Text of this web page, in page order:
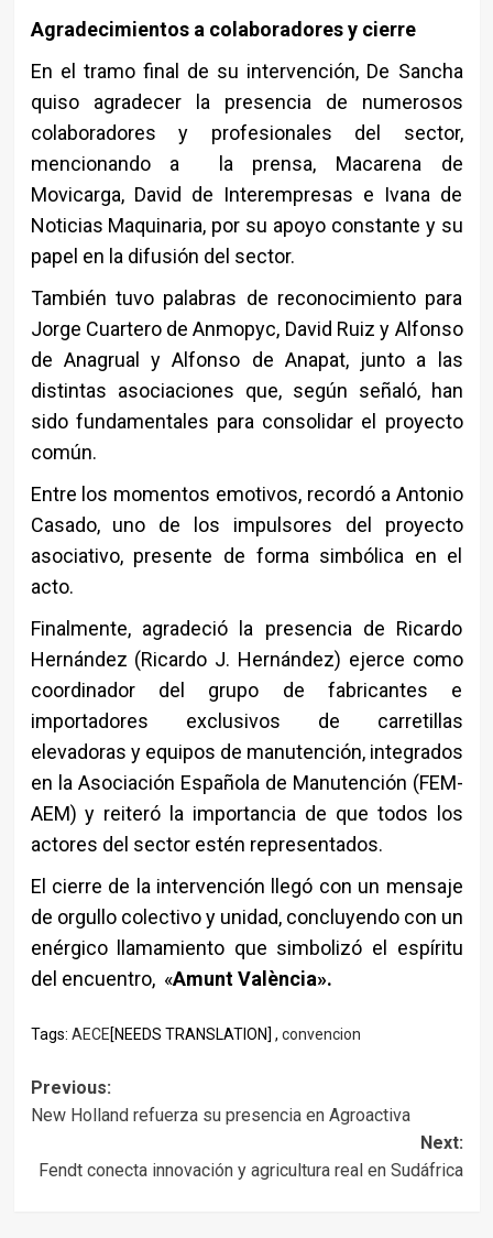
Agradecimientos a colaboradores y cierre
En el tramo final de su intervención, De Sancha
quiso agradecer la presencia de numerosos
colaboradores y profesionales del sector,
mencionando a la prensa, Macarena de
Movicarga, David de Interempresas e Ivana de
Noticias Maquinaria, por su apoyo constante y su
papel en la difusión del sector.
También tuvo palabras de reconocimiento para
Jorge Cuartero de Anmopyc, David Ruiz y Alfonso
de Anagrual y Alfonso de Anapat, junto a las
distintas asociaciones que, según señaló, han
sido fundamentales para consolidar el proyecto
común.
Entre los momentos emotivos, recordó a Antonio
Casado, uno de los impulsores del proyecto
asociativo, presente de forma simbólica en el
acto.
Finalmente, agradeció la presencia de Ricardo
Hernández (Ricardo J. Hernández) ejerce como
coordinador del grupo de fabricantes e
importadores exclusivos de carretillas
elevadoras y equipos de manutención, integrados
en la Asociación Española de Manutención (FEM-
AEM) y reiteró la importancia de que todos los
actores del sector estén representados.
El cierre de la intervención llegó con un mensaje
de orgullo colectivo y unidad, concluyendo con un
enérgico llamamiento que simbolizó el espíritu
del encuentro, «Amunt València».
Tags: AECE[NEEDS TRANSLATION] , convencion
Post
Previous:
New Holland refuerza su presencia en Agroactiva
Next:
Fendt conecta innovación y agricultura real en Sudáfrica